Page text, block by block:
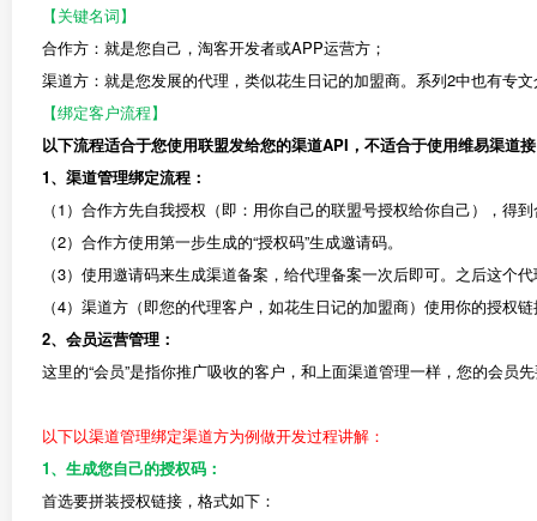
【关键名词】
合作方：就是您自己，淘客开发者或APP运营方；
渠道方：就是您发展的代理，类似花生日记的加盟商。系列2中也有专
【绑定客户流程】
以下流程适合于您使用联盟发给您的渠道API，不适合于使用维易渠道
1、渠道管理绑定流程：
（1）合作方先自我授权（即：用你自己的联盟号授权给你自己），得
（2）合作方使用第一步生成的“授权码”生成邀请码。
（3）使用邀请码来生成渠道备案，给代理备案一次后即可。之后这个
（4）渠道方（即您的代理客户，如花生日记的加盟商）使用你的授权
2、会员运营管理：
这里的“会员”是指你推广吸收的客户，和上面渠道管理一样，您的会员
以下以渠道管理绑定渠道方为例做开发过程讲解：
1、生成您自己的授权码：
首选要拼装授权链接，格式如下：